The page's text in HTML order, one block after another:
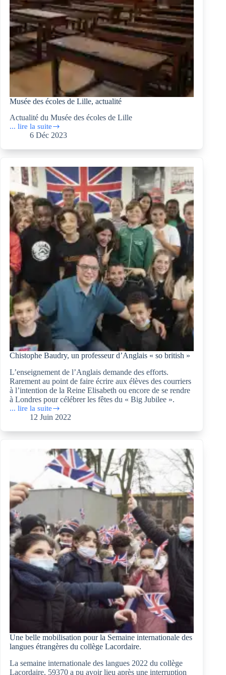
Musée des écoles de Lille, actualité
Actualité du Musée des écoles de Lille
... lire la suite
Musée
actualité
6 Déc 2023
Chistophe Baudry, un professeur d’Anglais « so british »
L’enseignement de l’Anglais demande des efforts.
Rarement au point de faire écrire aux élèves des courriers
à l’intention de la Reine Elisabeth ou encore de se rendre
à Londres pour célébrer les fêtes du « Big Jubilee ».
... lire la suite
Chistophe
Baudry,12 Juin 2022
Une belle mobilisation pour la Semaine internationale des
langues étrangères du collège Lacordaire.
La semaine internationale des langues 2022 du collège
Lacordaire, 59370 a pu avoir lieu après une interruption